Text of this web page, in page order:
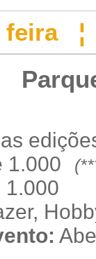
feira
1.000
1.000